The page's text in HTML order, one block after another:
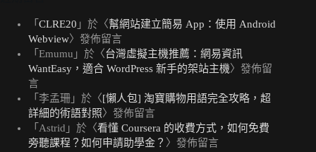
「 CLRE20 」於〈幫網站建立簡易 App：使用 Android
Webview〉發佈留言
「 Emumu 」於〈台灣虛擬主機推薦：網易資訊
WantEasy，適合 WordPress 新手的架站主機〉發佈留
言
「 李孟珊 」於〈[懶人包] 淘寶購物用語完全攻略，超
詳細的術語對照〉發佈留言
「 Astrid 」於〈看懂 Coursera 的收費方式，如何免費
旁聽課程？如何申請助學金？ 〉發佈留言